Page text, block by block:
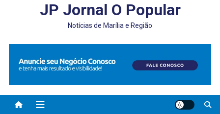
JP Jornal O Popular
Notícias de Marília e Região